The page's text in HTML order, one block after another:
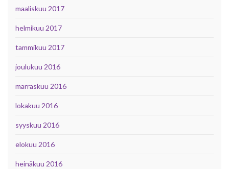
maaliskuu 2017
helmikuu 2017
tammikuu 2017
joulukuu 2016
marraskuu 2016
lokakuu 2016
syyskuu 2016
elokuu 2016
heinäkuu 2016